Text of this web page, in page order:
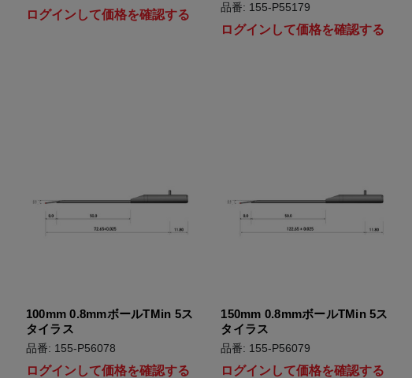
ログインして価格を確認する
品番: 155-P55179
ログインして価格を確認する
100mm 0.8mmボールTMin 5ス
タイラス
品番: 155-P56078
ログインして価格を確認する
150mm 0.8mmボールTMin 5ス
タイラス
品番: 155-P56079
ログインして価格を確認する